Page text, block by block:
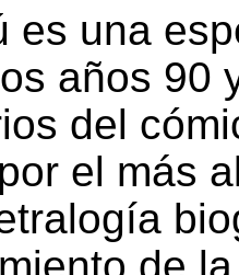
es una
años 90
del
el más